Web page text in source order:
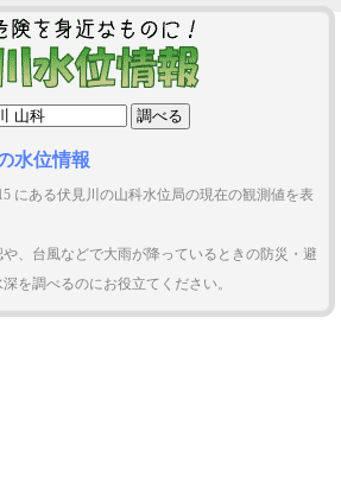
水位情報
にある伏見川の山科水位局の現在の観測値を表
、台風などで大雨が降っているときの防災・避
を調べるのにお役立てください。